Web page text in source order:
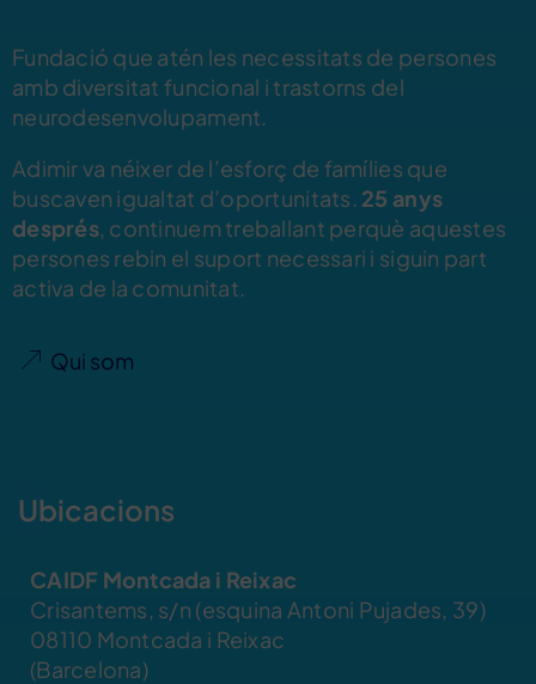
Fundació que atén les necessitats de persones
amb diversitat funcional i trastorns del
neurodesenvolupament.
Adimir va néixer de l’esforç de famílies que
buscaven igualtat d’oportunitats. 25 anys
després, continuem treballant perquè aquestes
persones rebin el suport necessari i siguin part
activa de la comunitat.
Qui som
Ubicacions
CAIDF Montcada i Reixac
Crisantems, s/n (esquina Antoni Pujades, 39)
08110 Montcada i Reixac
(Barcelona)